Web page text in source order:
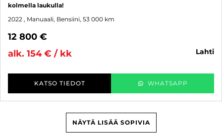
kolmella laukulla!
2022 , Manuaali, Bensiini, 53 000 km
12 800 €
alk. 154 € / kk
lahti
KATSO TIEDOT WHATSAPP
NÄYTÄ LISÄÄ SOPIVIA